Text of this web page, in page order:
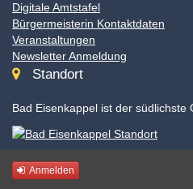
Digitale Amtstafel
Bürgermeisterin Kontaktdaten
Veranstaltungen
Newsletter Anmeldung
Standort
Bad Eisenkappel ist der südlichste
Anmelden